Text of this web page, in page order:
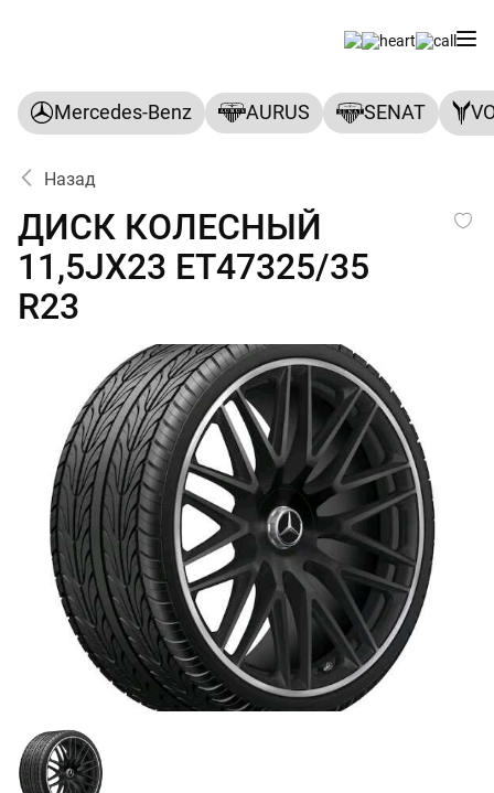
Mercedes-Benz AURUS SENAT
Назад
ДИСК КОЛЕСНЫЙ 11,5JX23
ДИСК КОЛЕСНЫЙ
11,5JX23 ET47325/35
R23